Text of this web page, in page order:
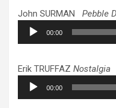
John SURMAN Pebble
Lecteur
audio
00:00
Erik TRUFFAZ Nostalgia
Lecteur
audio
00:00